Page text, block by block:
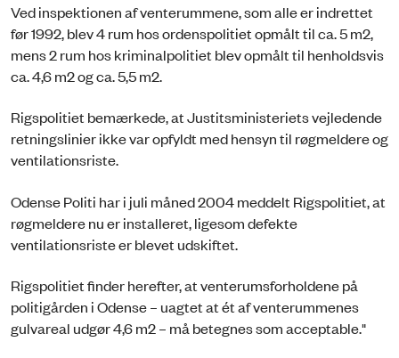
Ved inspektionen af venterummene, som alle er indrettet
før 1992, blev 4 rum hos ordenspolitiet opmålt til ca. 5 m2,
mens 2 rum hos kriminalpolitiet blev opmålt til henholdsvis
ca. 4,6 m2 og ca. 5,5 m2.
Rigspolitiet bemærkede, at Justitsministeriets vejledende
retningslinier ikke var opfyldt med hensyn til røgmeldere og
ventilationsriste.
Odense Politi har i juli måned 2004 meddelt Rigspolitiet, at
røgmeldere nu er installeret, ligesom defekte
ventilationsriste er blevet udskiftet.
Rigspolitiet finder herefter, at venterumsforholdene på
politigården i Odense – uagtet at ét af venterummenes
gulvareal udgør 4,6 m2 – må betegnes som acceptable."